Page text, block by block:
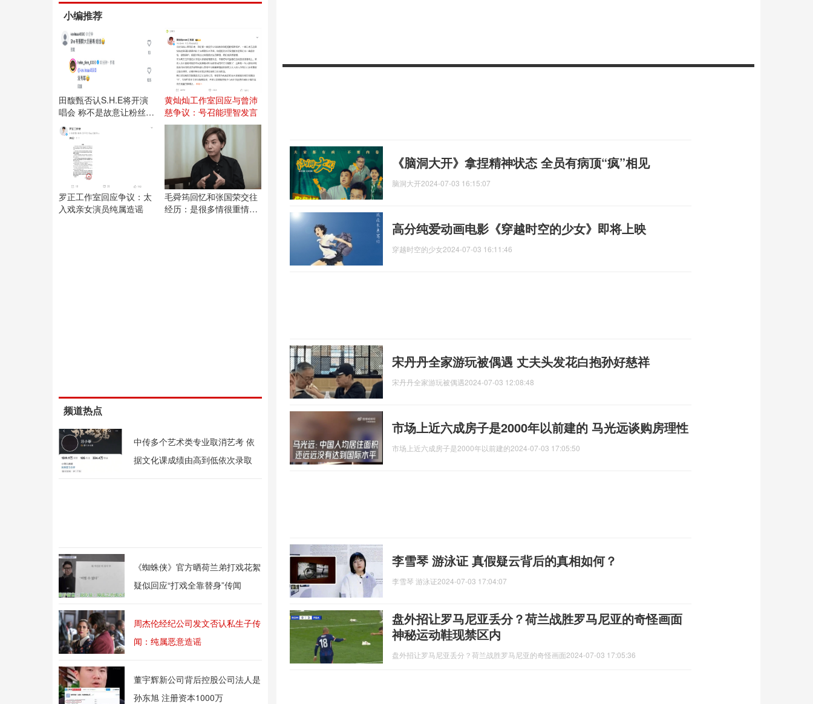
小编推荐
田馥甄否认S.H.E将开演
唱会 称不是故意让粉丝失
望
黄灿灿工作室回应与曾沛
慈争议：号召能理智发言
罗正工作室回应争议：太
入戏亲女演员纯属造谣
毛舜筠回忆和张国荣交往
经历：是很多情很重情的
频道热点
中传多个艺术类专业取消艺考 依
据文化课成绩由高到低依次录取
《蜘蛛侠》官方晒荷兰弟打戏花絮
疑似回应“打戏全靠替身”传闻
周杰伦经纪公司发文否认私生子传
闻：纯属恶意造谣
董宇辉新公司背后控股公司法人是
孙东旭 注册资本1000万
《脑洞大开》拿捏精神状态 全员有病顶“疯”相见
脑洞大开2024-07-03 16:15:07
高分纯爱动画电影《穿越时空的少女》即将上映
穿越时空的少女2024-07-03 16:11:46
宋丹丹全家游玩被偶遇 丈夫头发花白抱孙好慈祥
宋丹丹全家游玩被偶遇2024-07-03 12:08:48
市场上近六成房子是2000年以前建的 马光远谈购房理性
市场上近六成房子是2000年以前建的2024-07-03 17:05:50
李雪琴 游泳证 真假疑云背后的真相如何？
李雪琴 游泳证2024-07-03 17:04:07
盘外招让罗马尼亚丢分？荷兰战胜罗马尼亚的奇怪画面
神秘运动鞋现禁区内
盘外招让罗马尼亚丢分？荷兰战胜罗马尼亚的奇怪画面2024-07-03 17:05:36